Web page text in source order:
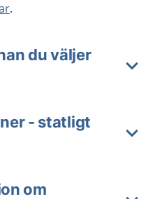
.
du väljer
- statligt
om